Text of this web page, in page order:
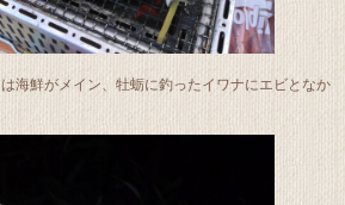
海鮮がメイン、牡蛎に釣ったイワナにエビとなか